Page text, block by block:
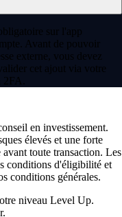
sur l'app
Avant de pouvoir
externe, vous devez
cet ajout via votre
en investissement.
élevés et une forte
toute transaction. Les
conditions d'éligibilité et
conditions générales.
niveau Level Up.